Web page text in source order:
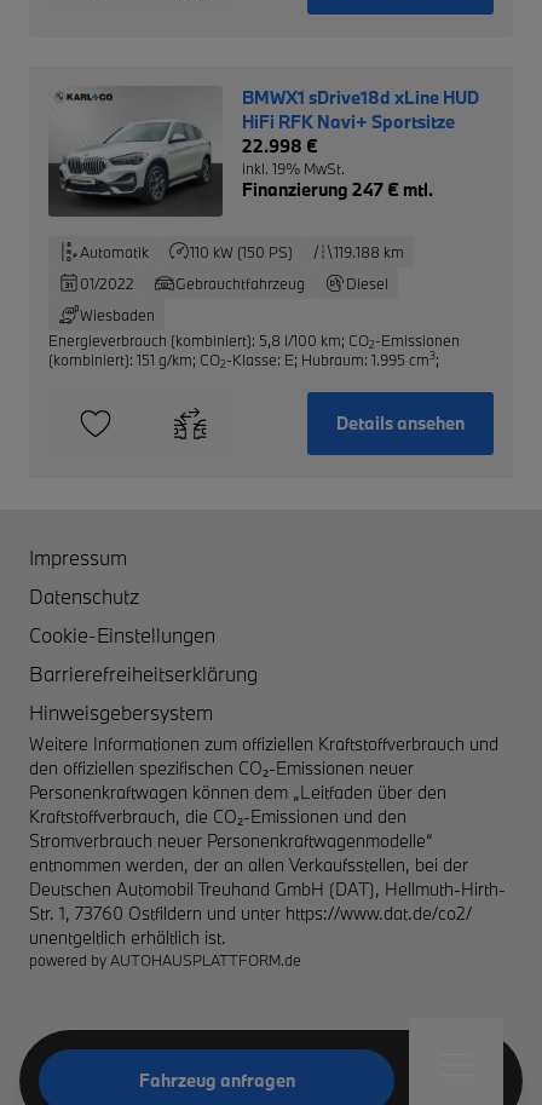
Fahrzeug anfragen
BMWX1 sDrive18d xLine HUD
HiFi RFK Navi+ Sportsitze
22.998 €
inkl. 19% MwSt.
Finanzierung 247 € mtl.
Automatik 110 kW (150 PS)
119.188 km
01/2022
Gebrauchtfahrzeug
Diesel
Wiesbaden
Energieverbrauch (kombiniert): 5,8 l/100 km; CO2-Emissionen
(kombiniert): 151 g/km; CO2-Klasse: E; Hubraum: 1.995 cm3;
Details ansehen
Impressum
Datenschutz
Cookie-Einstellungen
Barrierefreiheitserklärung
Hinweisgebersystem
Weitere Informationen zum offiziellen Kraftstoffverbrauch und
den offiziellen spezifischen CO₂-Emissionen neuer
Personenkraftwagen können dem „Leitfaden über den
Kraftstoffverbrauch, die CO₂-Emissionen und den
Stromverbrauch neuer Personenkraftwagenmodelle“
entnommen werden, der an allen Verkaufsstellen, bei der
Deutschen Automobil Treuhand GmbH (DAT), Hellmuth-Hirth-
Str. 1, 73760 Ostfildern und unter https://www.dat.de/co2/
unentgeltlich erhältlich ist.
powered byAUTOHAUSPLATTFORM.de